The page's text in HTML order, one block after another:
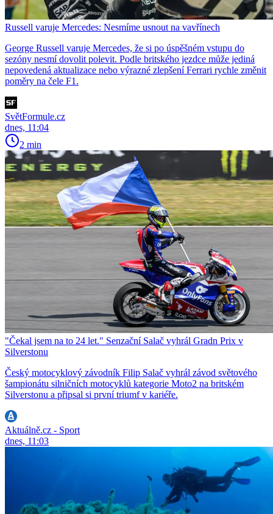
Russell varuje Mercedes: Nesmíme usnout na vavřínech
George Russell varuje Mercedes, že si po úspěšném vstupu do
sezóny nesmí dovolit polevit. Podle britského jezdce může jediná
nepovedená aktualizace nebo výrazné zlepšení Ferrari rychle změnit
poměry na čele F1.
SvětFormule.cz
dnes, 11:04
2 min
"Čekal jsem na to 24 let." Senzační Salač vyhrál Gradn Prix v
Silverstonu
Český motocyklový závodník Filip Salač vyhrál závod světového
šampionátu silničních motocyklů kategorie Moto2 na britském
Silverstonu a připsal si první triumf v kariéře.
Aktuálně.cz - Sport
dnes, 11:03